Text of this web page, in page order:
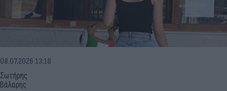
Σωτήρης
Βάλαρης
08.07.2026 13:18